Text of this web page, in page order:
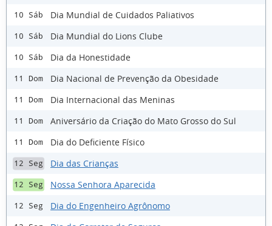
10 Sáb Dia Mundial de Cuidados Paliativos
10 Sáb Dia Mundial do Lions Clube
10 Sáb Dia da Honestidade
11 Dom Dia Nacional de Prevenção da Obesidade
11 Dom Dia Internacional das Meninas
11 Dom Aniversário da Criação do Mato Grosso do Sul
11 Dom Dia do Deficiente Físico
12 Seg Dia das Crianças
12 Seg Nossa Senhora Aparecida
12 Seg Dia do Engenheiro Agrônomo